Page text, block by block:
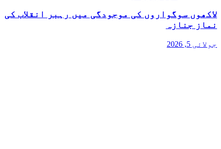
لاکھوں سوگواروں کی موجودگی میں رہبر انقلاب کی
نماز جنازہ
جولائی 5, 2026